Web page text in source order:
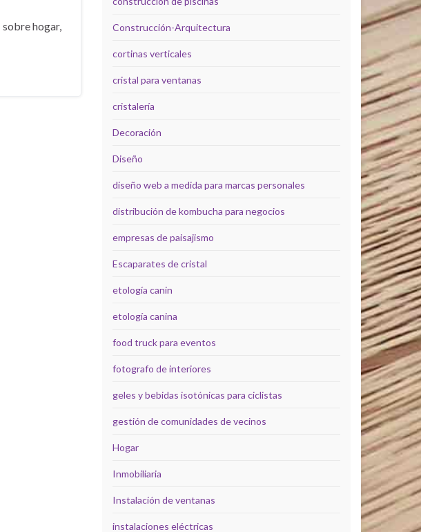
hogar,
Construcción-Arquitectura
cortinas verticales
cristal para ventanas
cristalería
Decoración
Diseño
diseño web a medida para marcas personales
distribución de kombucha para negocios
empresas de paisajismo
Escaparates de cristal
etología canin
etología canina
food truck para eventos
fotografo de interiores
geles y bebidas isotónicas para ciclistas
gestión de comunidades de vecinos
Hogar
Inmobiliaria
Instalación de ventanas
instalaciones eléctricas